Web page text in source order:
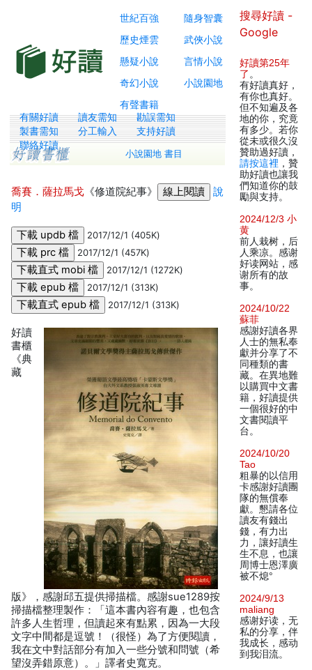
世紀百強
隨身智囊
歷史煙雲
武俠小說
懸疑小說
言情小說
奇幻小說
小說園地
有聲書籍
有關好讀 讀友需知
勘誤需知
製書需知
分工輸入
支持好讀
聯絡好讀
小說園地 書目
喬賽．薩拉馬戈 《修道院紀事》
說
明
2017/12/1 (405K)
2017/12/1 (457K)
2017/12/1 (1272K)
2017/12/1 (313K)
2017/12/1 (313K)
好讀
書櫃
《典
藏
版》，感謝邱五提供掃描檔。感謝sue1289按
掃描檔整理製作：「這本書內容有趣，也包含
許多人生哲理，但讀起來有點累，因為一大段
文字中間都是逗號！（很怪）為了方便閱讀，
我在文中對話部分有加入一些分號和問號（希
望沒弄錯原意）。」譯者史寬克。
搜尋好讀 -
Google
好讀第25年
了 。
有好讀真好，
有你也真好。
但不知遍及各
地的你，究竟
有多少。若你
從未或很久沒
贊助過好讀，
請按這裡 ，贊
助好讀也讓我
們知道你的鼓
勵與支持。
2024/12/3 小
黄
前人栽树，后
人乘凉。感谢
好读网站，感
谢所有的故
事。
2024/10/22
蘇菲
感謝好讀各界
人士的無私奉
獻并分享了不
同種類的書
藏。在異地難
以購買中文書
籍，好讀提供
一個很好的中
文書閱讀平
台。
2024/10/20
Tao
粗暴的以信用
卡感謝好讀團
隊的無償奉
獻。懇請各位
讀友有錢出
錢，有力出
力，讓好讀生
生不息，也讓
周博士恩澤廣
被不熄°
2024/9/13
maliang
感谢好读，无
私的分享，伴
我成长，感动
到我泪流。